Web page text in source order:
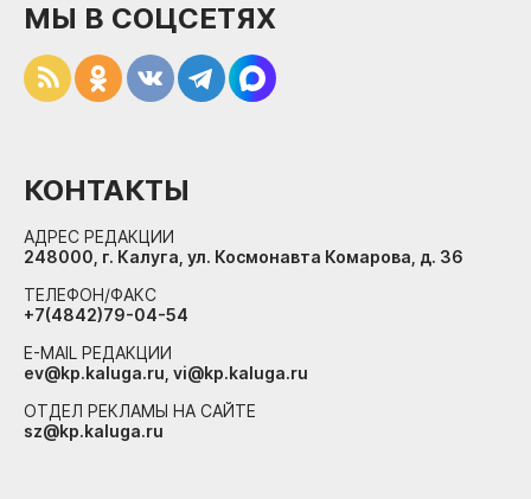
МЫ В СОЦСЕТЯХ
КОНТАКТЫ
АДРЕС РЕДАКЦИИ
248000, г. Калуга, ул. Космонавта Комарова, д. 36
ТЕЛЕФОН/ФАКС
+7(4842)79-04-54
E-MAIL РЕДАКЦИИ
ev@kp.kaluga.ru, vi@kp.kaluga.ru
ОТДЕЛ РЕКЛАМЫ НА САЙТЕ
sz@kp.kaluga.ru